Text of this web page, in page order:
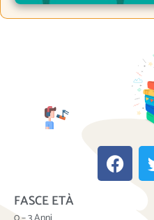
F
a
c
FASCE ETÀ